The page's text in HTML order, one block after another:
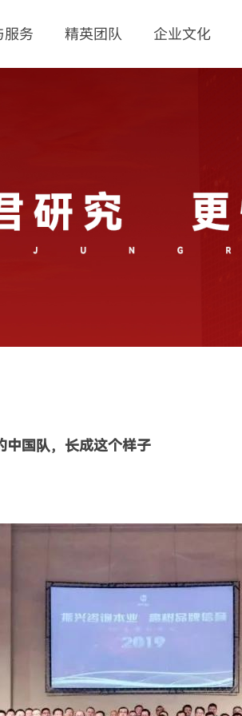
服务 精英团队 企业文化
中国队，长成这个样子